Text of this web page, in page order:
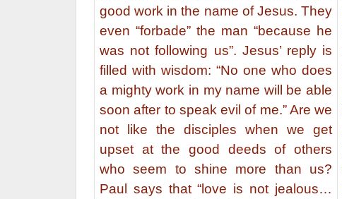
good work in the name of Jesus. They
even “forbade” the man “because he
was not following us”. Jesus’ reply is
filled with wisdom: “No one who does
a mighty work in my name will be able
soon after to speak evil of me.” Are we
not like the disciples when we get
upset at the good deeds of others
who seem to shine more than us?
Paul says that “love is not jealous…